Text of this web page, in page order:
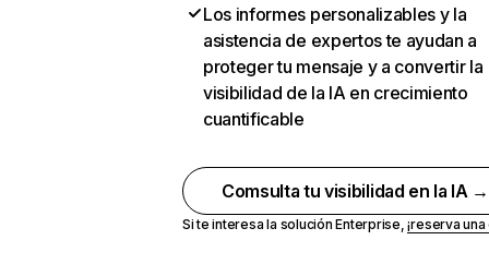
Los informes personalizables y la
asistencia de expertos te ayudan a
proteger tu mensaje y a convertir la
visibilidad de la IA en crecimiento
cuantificable
Comsulta tu visibilidad en la IA →
Si te interesa la solución Enterprise,¡reserva